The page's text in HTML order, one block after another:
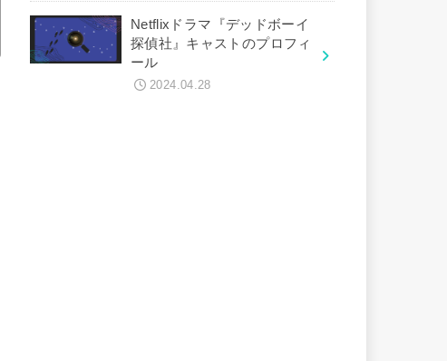
Netflixドラマ『デッドボーイ
探偵社』キャストのプロフィ
ール
2024.04.28